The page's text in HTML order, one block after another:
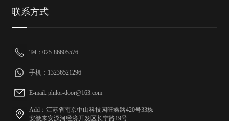
联系方式
Tel：025-86605576
手机：13236521296
E-mail: philor-door@163.com
Add：江苏省南京中山科技园旺鑫路420号33栋
安徽来安汊河经济开发区长宁路19号